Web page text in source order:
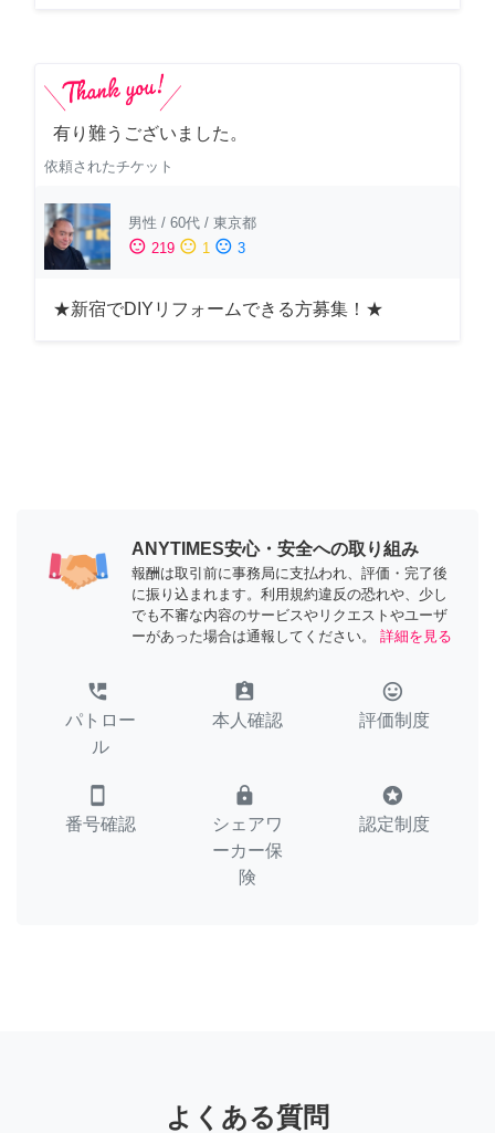
有り難うございました。
依頼されたチケット
男性 / 60代 / 東京都
sentiment_satisfied 219 sentiment_neutral 1 sentiment_dissatisfied 3
★新宿でDIYリフォームできる方募集！★
ANYTIMES安心・安全への取り組み
報酬は取引前に事務局に支払われ、評価・完了後
に振り込まれます。利用規約違反の恐れや、少し
でも不審な内容のサービスやリクエストやユーザ
ーがあった場合は通報してください。
詳細を見る
perm_phone_msg
パトロー
ル
assignment_ind
本人確認
tag_faces
評価制度
smartphone
番号確認
lock
シェアワ
ーカー保
険
stars
認定制度
よくある質問